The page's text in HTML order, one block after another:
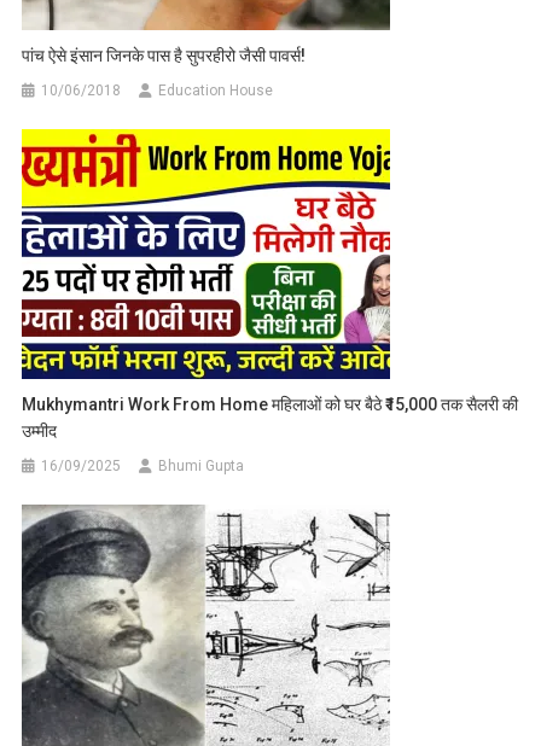
पांच ऐसे इंसान जिनके पास है सुपरहीरो जैसी पावर्स!
10/06/2018 Education House
Mukhymantri Work From Home महिलाओं को घर बैठे ₹15,000 तक सैलरी की
उम्मीद
16/09/2025 Bhumi Gupta